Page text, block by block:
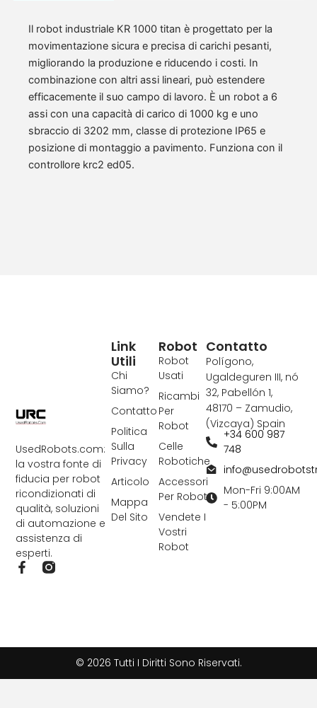
Il robot industriale KR 1000 titan è progettato per la
movimentazione sicura e precisa di carichi pesanti,
migliorando la produzione e riducendo i costi. In
combinazione con altri assi lineari, può estendere
efficacemente il suo campo di lavoro. È un robot a 6
assi con una capacità di carico di 1000 kg e uno
sbraccio di 3202 mm, classe di protezione IP65 e
posizione di montaggio a pavimento. Funziona con il
controllore krc2 ed05.
UsedRobots.com:
la vostra fonte di
fiducia per robot
ricondizionati di
qualità, soluzioni
di automazione e
assistenza di
esperti.
F
f
Robot
Robot
Usati
Ricambi
Per
Robot
Celle
Robotiche
Accessori
Per Robot
Vendete I
Vostri
Robot
Link
Utili
Chi
Siamo?
Contatto
Politica
Sulla
Privacy
Articolo
Mappa
Del Sito
Contatto
Polígono,
Ugaldeguren III, nó
32, Pabellón 1,
48170 – Zamudio,
(Vizcaya) Spain
+34 600 987
748
Mon-Fri 9:00AM
- 5:00PM
© 2026 Tutti I Diritti Sono Riservati.